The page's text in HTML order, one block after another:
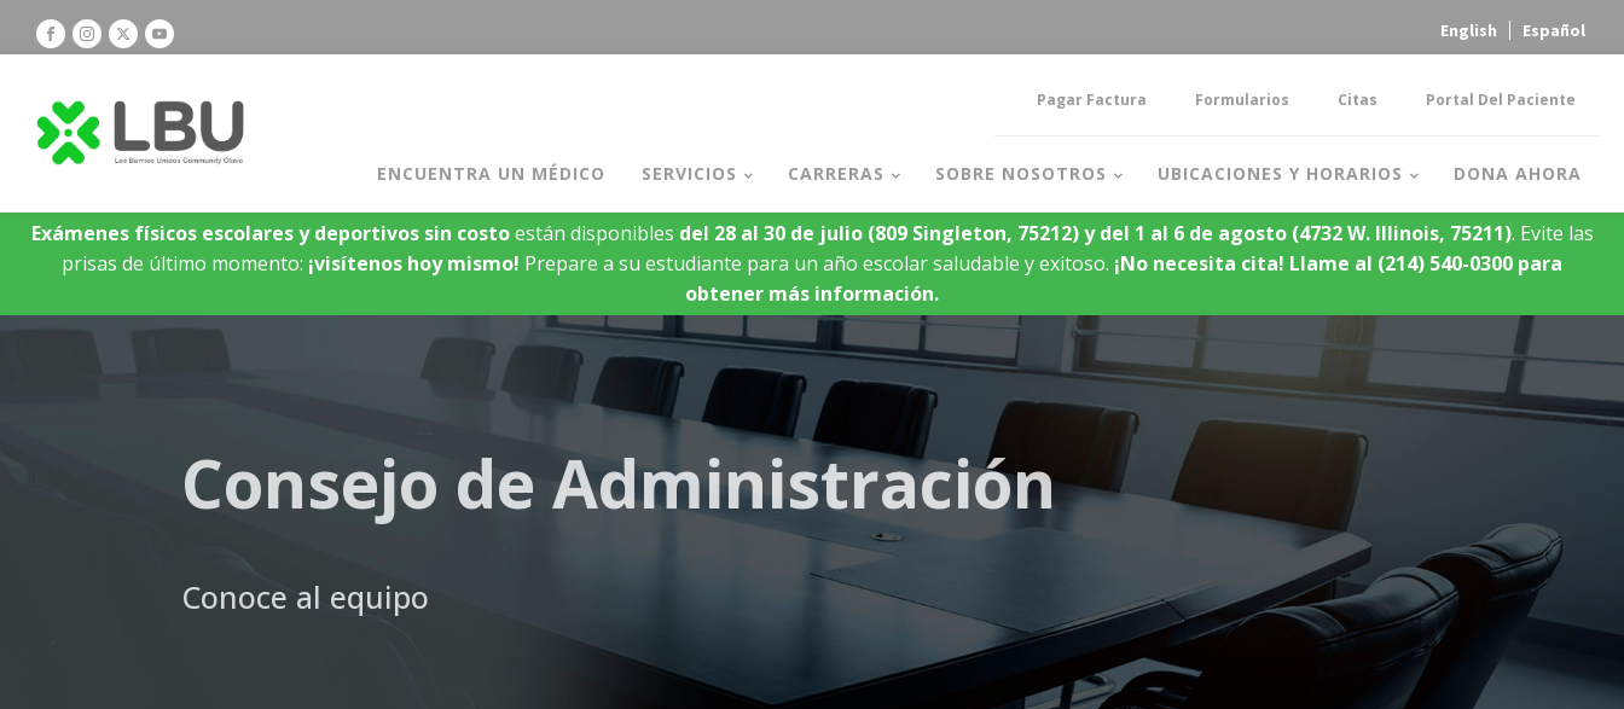
English Español
Pagar Factura Formularios Citas Portal Del Paciente
ENCUENTRA UN MÉDICO SERVICIOS CARRERAS SOBRE NOSOTROS UBICACIONES Y HORARIOS DONA AHORA
Exámenes físicos escolares y deportivos sin costoestán disponibles del 28 al 30 de julio (809 Singleton, 75212) y del 1 al 6 de agosto (4732 W. Illinois, 75211). Evite las
prisas de último momento: ¡visítenos hoy mismo! Prepare a su estudiante para un año escolar saludable y exitoso. ¡No necesita cita! Llame al (214) 540-0300 para
obtener más información.
Consejo de Administración
Conoce al equipo